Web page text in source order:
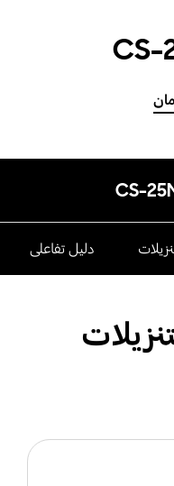
CS-
CS-
دليل تفاعلى